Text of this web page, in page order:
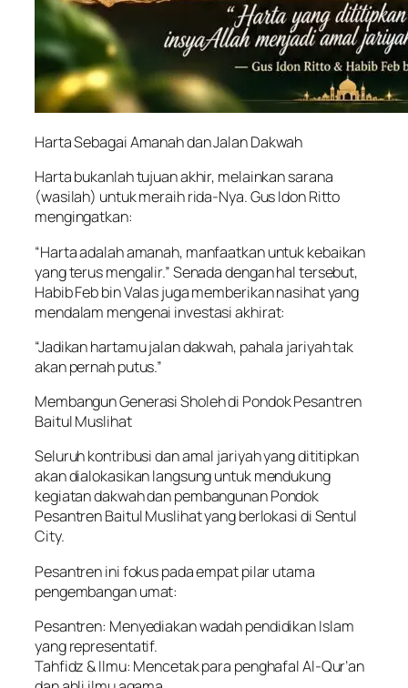
Harta Sebagai Amanah dan Jalan Dakwah
Harta bukanlah tujuan akhir, melainkan sarana
(wasilah) untuk meraih rida-Nya. Gus Idon Ritto
mengingatkan:
“Harta adalah amanah, manfaatkan untuk kebaikan
yang terus mengalir.” Senada dengan hal tersebut,
Habib Feb bin Valas juga memberikan nasihat yang
mendalam mengenai investasi akhirat:
“Jadikan hartamu jalan dakwah, pahala jariyah tak
akan pernah putus.”
Membangun Generasi Sholeh di Pondok Pesantren
Baitul Muslihat
Seluruh kontribusi dan amal jariyah yang dititipkan
akan dialokasikan langsung untuk mendukung
kegiatan dakwah dan pembangunan Pondok
Pesantren Baitul Muslihat yang berlokasi di Sentul
City.
Pesantren ini fokus pada empat pilar utama
pengembangan umat:
Pesantren: Menyediakan wadah pendidikan Islam
yang representatif.
Tahfidz & Ilmu: Mencetak para penghafal Al-Qur’an